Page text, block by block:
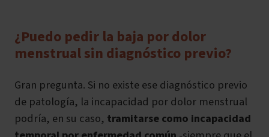
¿Puedo pedir la baja por dolor
menstrual sin diagnóstico previo?
Gran pregunta. Si no existe ese diagnóstico previo
de patología, la incapacidad por dolor menstrual
podría, en su caso, tramitarse como incapacidad